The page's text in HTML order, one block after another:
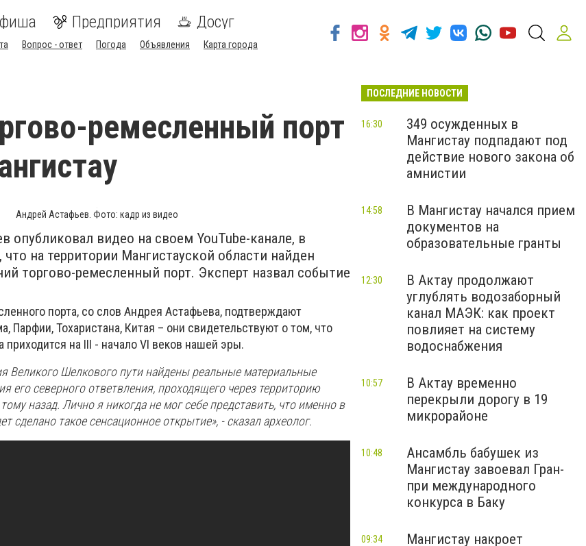
Предприятия Досуг
Вопрос - ответ Погода Объявления Карта города
ремесленный порт
Андрей Астафьев. Фото: кадр из видео
опубликовал видео на своем YouTube-канале, в
на территории Мангистауской области найден
торгово-ремесленный порт. Эксперт назвал событие
порта, со слов Андрея Астафьева, подтверждают
Парфии, Тохаристана, Китая – они свидетельствуют о том, что
приходится на III - начало VI веков нашей эры.
Великого Шелкового пути найдены реальные материальные
его северного ответвления, проходящего через территорию
назад. Лично я никогда не мог себе представить, что именно в
сделано такое сенсационное открытие», - сказал археолог.
ПОСЛЕДНИЕ НОВОСТИ
349 осужденных в
Мангистау подпадают под
действие нового закона об
амнистии
16:30
В Мангистау начался прием
документов на
образовательные гранты
14:58
В Актау продолжают
углублять водозаборный
канал МАЭК: как проект
повлияет на систему
водоснабжения
12:30
В Актау временно
перекрыли дорогу в 19
микрорайоне
10:57
Ансамбль бабушек из
Мангистау завоевал Гран-
при международного
конкурса в Баку
10:48
Мангистау накроет
09:34